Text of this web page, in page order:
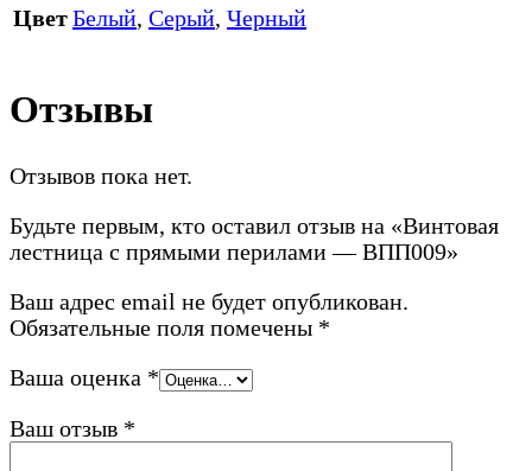
ЦветБелый, Серый, Черный
Отзывы
Отзывов пока нет.
Будьте первым, кто оставил отзыв на «Винтовая
лестница с прямыми перилами — ВПП009»
Ваш адрес email не будет опубликован.
Обязательные поля помечены *
Ваша оценка *
Ваш отзыв *